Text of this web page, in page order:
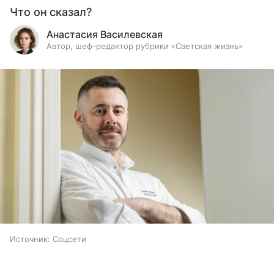
Что он сказал?
Анастасия Василевская
Автор, шеф-редактор рубрики «Светская жизнь»
Источник: Соцсети